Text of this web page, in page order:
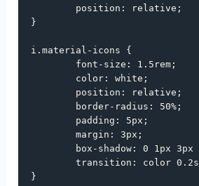
position : relative ;
}
i .material-icons {
font-size : 1.5rem ;
color : white ;
position : relative ;
border-radius : 50% ;
padding : 5px ;
margin : 3px ;
box-shadow : 0 1px 3px
transition : color 0.2s
}